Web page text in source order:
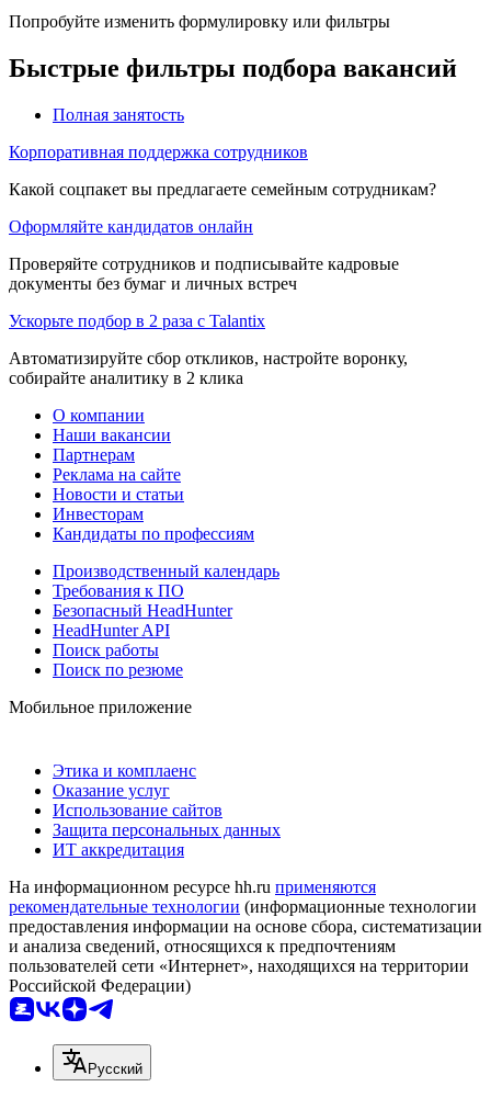
Попробуйте изменить формулировку или фильтры
Быстрые фильтры подбора вакансий
Полная занятость
Корпоративная поддержка сотрудников
Какой соцпакет вы предлагаете семейным сотрудникам?
Оформляйте кандидатов онлайн
Проверяйте сотрудников и подписывайте кадровые
документы без бумаг и личных встреч
Ускорьте подбор в 2 раза с Talantix
Автоматизируйте сбор откликов, настройте воронку,
собирайте аналитику в 2 клика
О компании
Наши вакансии
Партнерам
Реклама на сайте
Новости и статьи
Инвесторам
Кандидаты по профессиям
Производственный календарь
Требования к ПО
Безопасный HeadHunter
HeadHunter API
Поиск работы
Поиск по резюме
Мобильное приложение
Этика и комплаенс
Оказание услуг
Использование сайтов
Защита персональных данных
ИТ аккредитация
На информационном ресурсе hh.ru применяются
рекомендательные технологии (информационные технологии
предоставления информации на основе сбора, систематизации
и анализа сведений, относящихся к предпочтениям
пользователей сети «Интернет», находящихся на территории
Российской Федерации)
Русский